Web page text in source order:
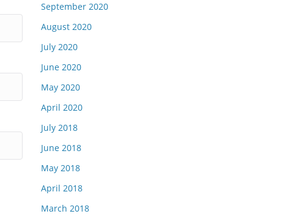
September 2020
August 2020
July 2020
June 2020
May 2020
April 2020
July 2018
June 2018
May 2018
April 2018
March 2018